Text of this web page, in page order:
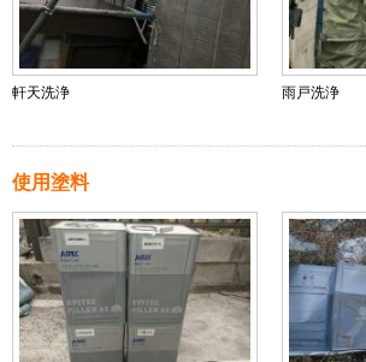
軒天洗浄 雨戸洗浄
使用塗料